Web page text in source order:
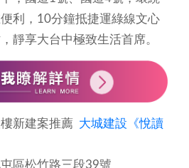
利，10分鐘抵捷運綠線文心
靜享大台中極致生活首席。
新建案推薦 大城建設《悅讀
區松竹路三段39號